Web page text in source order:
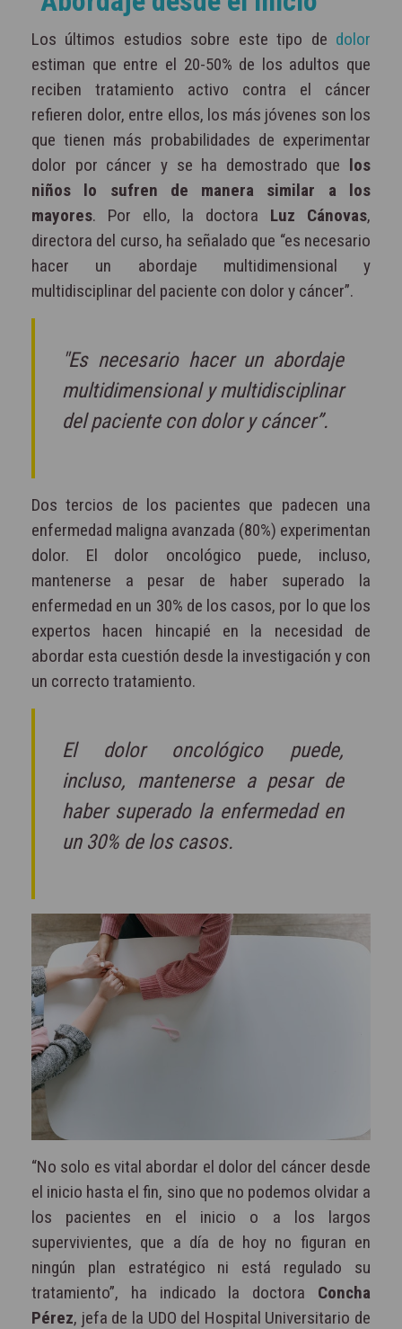
Los últimos estudios sobre este tipo de dolor
estiman que entre el 20-50% de los adultos que
reciben tratamiento activo contra el cáncer
refieren dolor, entre ellos, los más jóvenes son los
que tienen más probabilidades de experimentar
dolor por cáncer y se ha demostrado que los
niños lo sufren de manera similar a los
mayores. Por ello, la doctora Luz Cánovas,
directora del curso, ha señalado que “es necesario
hacer un abordaje multidimensional y
multidisciplinar del paciente con dolor y cáncer”.
"Es necesario hacer un abordaje
multidimensional y multidisciplinar
del paciente con dolor y cáncer”.
Dos tercios de los pacientes que padecen una
enfermedad maligna avanzada (80%) experimentan
dolor. El dolor oncológico puede, incluso,
mantenerse a pesar de haber superado la
enfermedad en un 30% de los casos, por lo que los
expertos hacen hincapié en la necesidad de
abordar esta cuestión desde la investigación y con
un correcto tratamiento.
El dolor oncológico puede,
incluso, mantenerse a pesar de
haber superado la enfermedad en
un 30% de los casos.
“No solo es vital abordar el dolor del cáncer desde
el inicio hasta el fin, sino que no podemos olvidar a
los pacientes en el inicio o a los largos
supervivientes, que a día de hoy no figuran en
ningún plan estratégico ni está regulado su
tratamiento”, ha indicado la doctora Concha
Pérez, jefa de la UDO del Hospital Universitario de